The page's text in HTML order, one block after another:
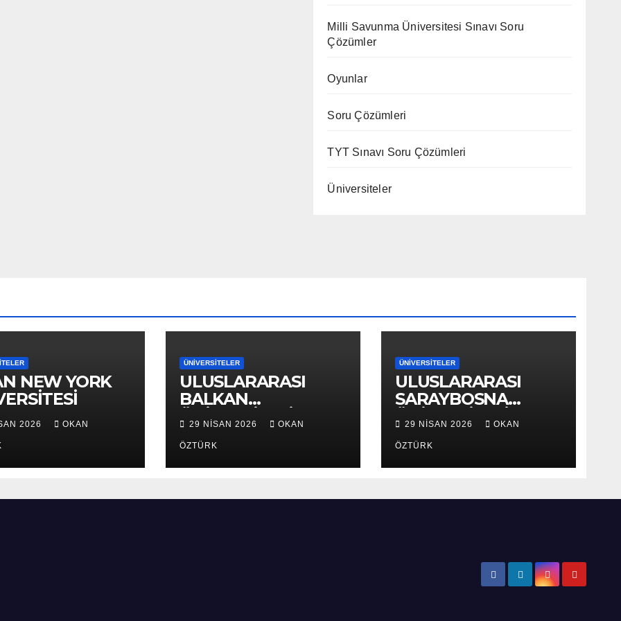
Milli Savunma Üniversitesi Sınavı Soru
Çözümler
Oyunlar
Soru Çözümleri
TYT Sınavı Soru Çözümleri
Üniversiteler
NEW YORK
2026 OKAN
ÜNIVERSITELER
ULUSLARARASI
BALKAN
ÜNİVERSİTESİ
29 NISAN 2026 OKAN
ÖZTÜRK
ÜNIVERSITELER
ULUSLARARASI
SARAYBOSNA
ÜNİVERSİTESİ
29 NISAN 2026 OKAN
ÖZTÜRK